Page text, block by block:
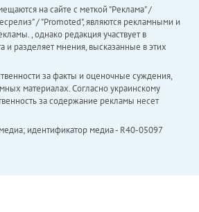
на сайте с меткой "Реклама" /
/ "Promoted", являются рекламными и
, однако редакция участвует в
и разделяет мнения, высказанные в этих
за факты и оценочные суждения,
материалах. Согласно украинскому
за содержание рекламы несет
идентификатор медиа - R40-05097